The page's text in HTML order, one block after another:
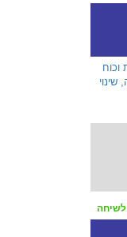
וכוח
שינוי
לשיחה